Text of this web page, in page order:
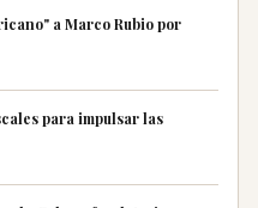
a Marco Rubio por
para impulsar las